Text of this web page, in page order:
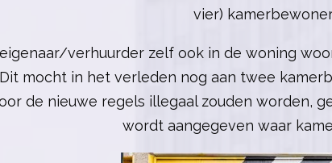
vier)
verhuurder zelf ook in de woning
mocht in het verleden nog aan twee
de nieuwe regels illegaal zouden worden,
wordt aangegeven waar